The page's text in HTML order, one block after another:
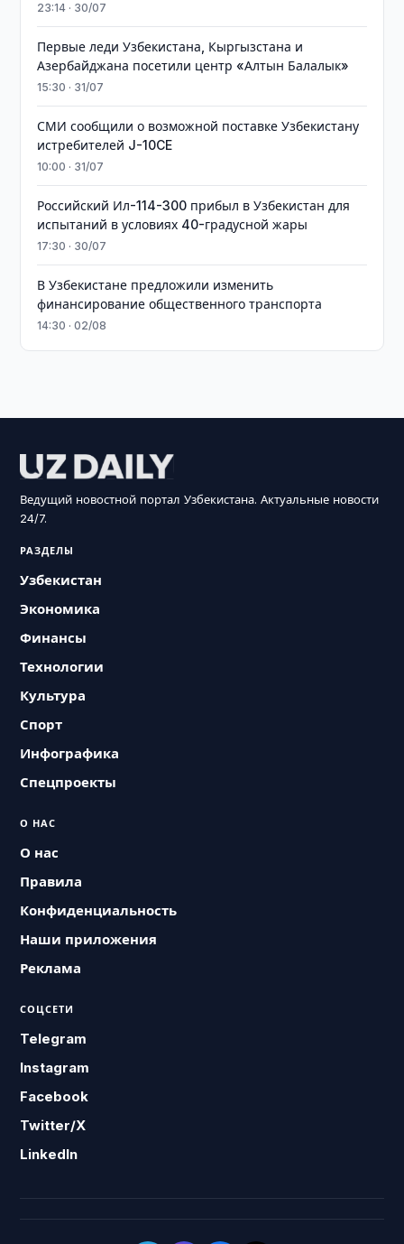
23:14 · 30/07
Первые леди Узбекистана, Кыргызстана и
Азербайджана посетили центр «Алтын Балалык»
15:30 · 31/07
СМИ сообщили о возможной поставке Узбекистану
истребителей J-10CE
10:00 · 31/07
Российский Ил-114-300 прибыл в Узбекистан для
испытаний в условиях 40-градусной жары
17:30 · 30/07
В Узбекистане предложили изменить
финансирование общественного транспорта
14:30 · 02/08
Ведущий новостной портал Узбекистана. Актуальные новости
24/7.
РАЗДЕЛЫ
Узбекистан
Экономика
Финансы
Технологии
Культура
Спорт
Инфографика
Спецпроекты
О НАС
О нас
Правила
Конфиденциальность
Наши приложения
Реклама
СОЦСЕТИ
Telegram
Instagram
Facebook
Twitter/X
LinkedIn